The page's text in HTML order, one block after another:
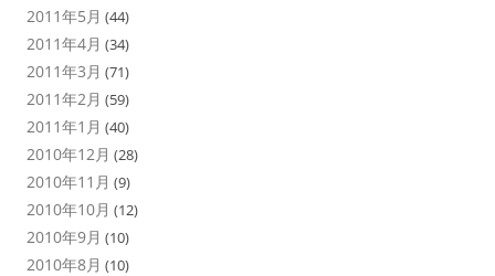
2011年5月 (44)
2011年4月 (34)
2011年3月 (71)
2011年2月 (59)
2011年1月 (40)
2010年12月 (28)
2010年11月 (9)
2010年10月 (12)
2010年9月 (10)
2010年8月 (10)